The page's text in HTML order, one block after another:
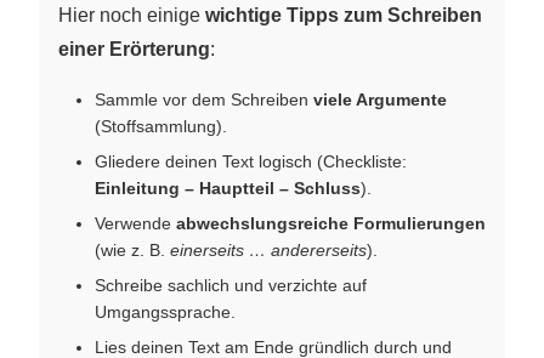
Hier noch einige wichtige Tipps zum Schreiben
einer Erörterung:
Sammle vor dem Schreiben viele Argumente
(Stoffsammlung).
Gliedere deinen Text logisch (Checkliste:
Einleitung – Hauptteil – Schluss).
Verwende abwechslungsreiche Formulierungen
(wie z. B. einerseits … andererseits).
Schreibe sachlich und verzichte auf
Umgangssprache.
Lies deinen Text am Ende gründlich durch und